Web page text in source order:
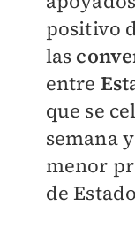
positivo
las
entre
que se
semana
menor
de